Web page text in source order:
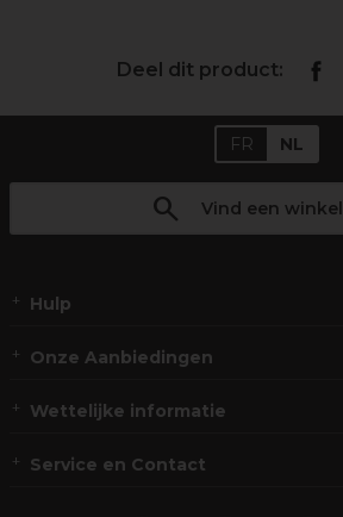
Deel dit product:
FR NL
Vind een winkel
Hulp
Onze Aanbiedingen
Wettelijke informatie
Service en Contact